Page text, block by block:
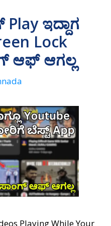
ಇದ್ದಾಗ
Lock
ಆಫ್‌ ಆಗಲ್ಲ
Playing While Your